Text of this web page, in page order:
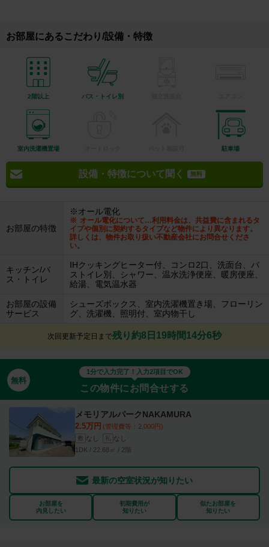
お部屋にあるこだわり/設備・特徴
2階以上 バス・トイレ別
室内洗濯機置場 駐車場
設備・特徴について聞く 無料
お部屋の特徴
※オール電化
オール電化について…利用料金は、共益費に含まれるタ
イプや個別に契約するタイプなど物件により異なります。
詳しくは、物件お取り扱い不動産会社にお問合せくださ
い。
キッチン/バ
ス・トイレ
IHクッキングヒーター付、コンロ2口、洗面台、バ
ストイレ別、シャワー、温水洗浄便座、暖房便座、
給湯、電気温水器
お部屋の設備
サービス
シューズボックス、室内洗濯機置き場、フローリン
グ、洗濯機、照明付、室内物干し
次回更新予定日まで残り約8日19時間14分5秒
無料
1分で入力完了！入力2項目でOK
この物件にお問合せする
メモリアルパークNAKAMURA
2.5万円 (管理費等：2,000円)
敷 なし 礼 なし
1DK / 22.68㎡ / 2階
最新の空室状況が知りたい
お部屋を
内見したい
初期費用が
知りたい
似たお部屋を
知りたい